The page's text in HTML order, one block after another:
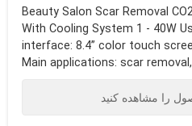
Beauty Salon Scar Removal
With Cooling System 1 - 40W
interface: 8.4” color touch
Main applications: scar removal,
را مشاهده کنید